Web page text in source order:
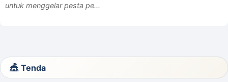
untuk menggelar pesta pe...
Tenda